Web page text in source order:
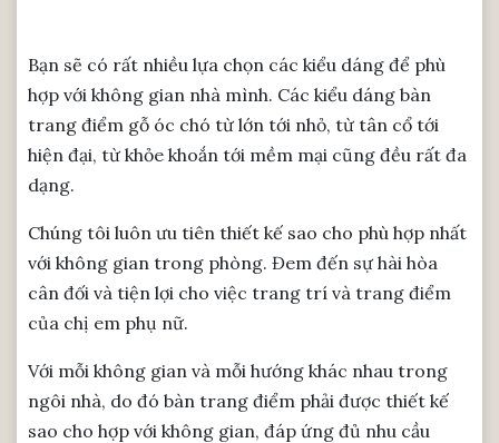
Bạn sẽ có rất nhiều lựa chọn các kiểu dáng để phù
hợp với không gian nhà mình. Các kiểu dáng bàn
trang điểm gỗ óc chó từ lớn tới nhỏ, từ tân cổ tới
hiện đại, từ khỏe khoắn tới mềm mại cũng đều rất đa
dạng.
Chúng tôi luôn ưu tiên thiết kế sao cho phù hợp nhất
với không gian trong phòng. Đem đến sự hài hòa
cân đối và tiện lợi cho việc trang trí và trang điểm
của chị em phụ nữ.
Với mỗi không gian và mỗi hướng khác nhau trong
ngôi nhà, do đó bàn trang điểm phải được thiết kế
sao cho hợp với không gian, đáp ứng đủ nhu cầu